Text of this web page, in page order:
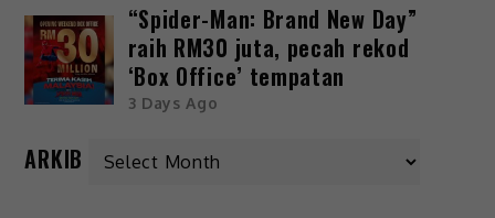
“Spider-Man: Brand New Day”
raih RM30 juta, pecah rekod
‘Box Office’ tempatan
3 Days Ago
ARKIB